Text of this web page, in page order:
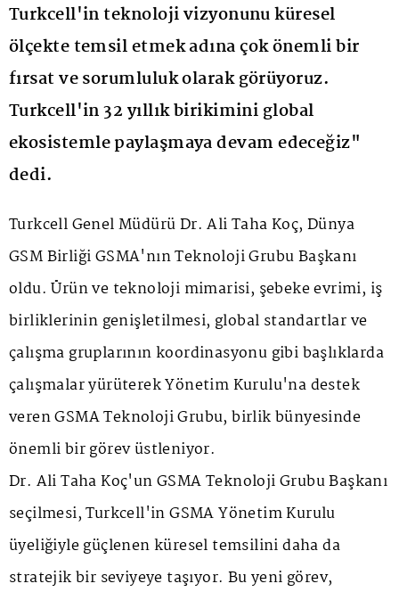
Turkcell'in teknoloji vizyonunu küresel
ölçekte temsil etmek adına çok önemli bir
fırsat ve sorumluluk olarak görüyoruz.
Turkcell'in 32 yıllık birikimini global
ekosistemle paylaşmaya devam edeceğiz"
dedi.
Turkcell Genel Müdürü Dr. Ali Taha Koç, Dünya
GSM Birliği GSMA'nın Teknoloji Grubu Başkanı
oldu. Ürün ve teknoloji mimarisi, şebeke evrimi, iş
birliklerinin genişletilmesi, global standartlar ve
çalışma gruplarının koordinasyonu gibi başlıklarda
çalışmalar yürüterek Yönetim Kurulu'na destek
veren GSMA Teknoloji Grubu, birlik bünyesinde
önemli bir görev üstleniyor.
Dr. Ali Taha Koç'un GSMA Teknoloji Grubu Başkanı
seçilmesi, Turkcell'in GSMA Yönetim Kurulu
üyeliğiyle güçlenen küresel temsilini daha da
stratejik bir seviyeye taşıyor. Bu yeni görev,